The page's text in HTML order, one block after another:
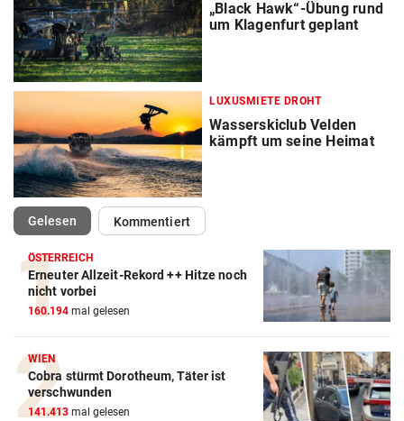
„Black Hawk“-Übung rund
um Klagenfurt geplant
LUXUSMIETE DROHT
Wasserskiclub Velden
kämpft um seine Heimat
Gelesen(ausgewählt)Kommentiert
ÖSTERREICH
Erneuter Allzeit-Rekord ++ Hitze noch
nicht vorbei
160.194 mal gelesen
WIEN
Cobra stürmt Dorotheum, Täter ist
verschwunden
141.413 mal gelesen